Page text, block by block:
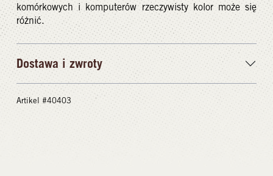
komórkowych i komputerów rzeczywisty kolor może się
różnić.
Dostawa i zwroty
Artikel #40403